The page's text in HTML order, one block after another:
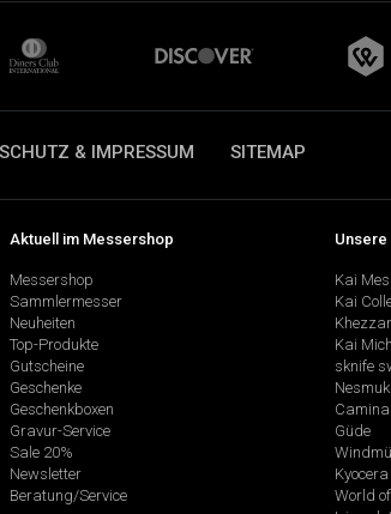
& IMPRESSUM SITEMAP
Aktuell im Messershop
Messershop
Sammlermesser
Neuheiten
Top-Produkte
Gutscheine
Geschenke
Geschenkboxen
Gravur-Service
Sale 20%
Newsletter
Beratung/Service
Kai
Kai
Khezzar
Kai
sknife
Nesmuk
Güde
Kyocera
World